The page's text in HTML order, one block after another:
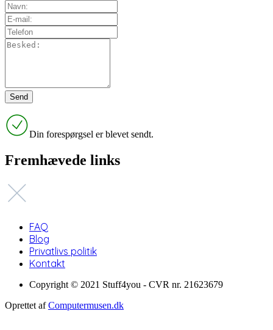
Din forespørgsel er blevet sendt.
Fremhævede links
FAQ
Blog
Privatlivs politik
Kontakt
Copyright © 2021 Stuff4you - CVR nr. 21623679
Oprettet afComputermusen.dk